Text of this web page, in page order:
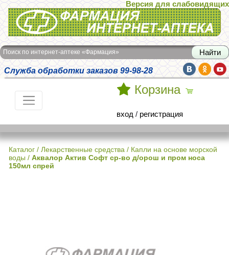
Интернет-аптека Фармация
Версия для слабовидящих
Поиск по интернет-аптеке «Фармация»
Служба обработки заказов 99-98-28
Корзина
вход / регистрация
Каталог / Лекарственные средства / Капли на основе морской
воды / Аквалор Актив Софт ср-во д/орош и пром носа
150мл спрей